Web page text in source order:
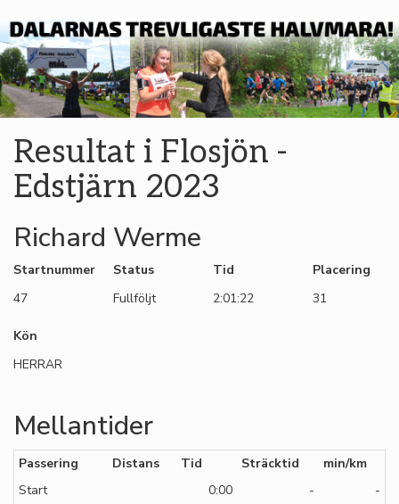
Resultat i Flosjön -
Edstjärn 2023
Richard Werme
Startnummer
47
Status
Fullföljt
Tid
2:01:22
Placering
31
Kön
HERRAR
Mellantider
Passering Distans Tid Sträcktid
min/km
Start
0:00 -
-